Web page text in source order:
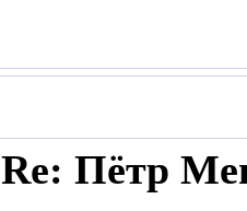
Re: Пётр